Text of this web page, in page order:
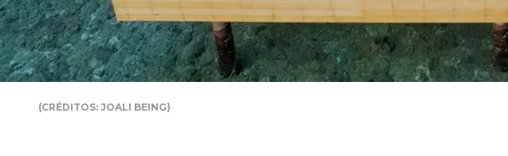
(CRÉDITOS: JOALI BEING)